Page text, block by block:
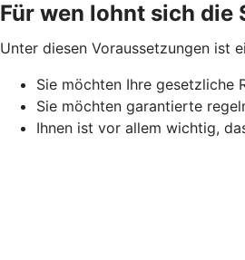
Für wen lohnt sich die
Unter diesen Voraussetzungen ist
Sie möchten Ihre gesetzliche
Sie möchten garantierte
Ihnen ist vor allem wichtig,